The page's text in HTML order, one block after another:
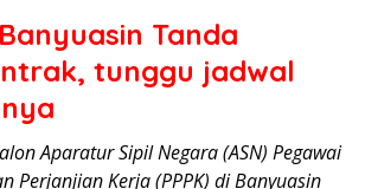
Banyuasin Tanda
tunggu jadwal
Aparatur Sipil Negara (ASN) Pegawai
Perjanjian Kerja (PPPK) di Banyuasin